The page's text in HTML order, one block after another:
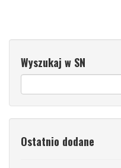
Wyszukaj w SN
Ostatnio dodane